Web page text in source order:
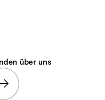
über uns